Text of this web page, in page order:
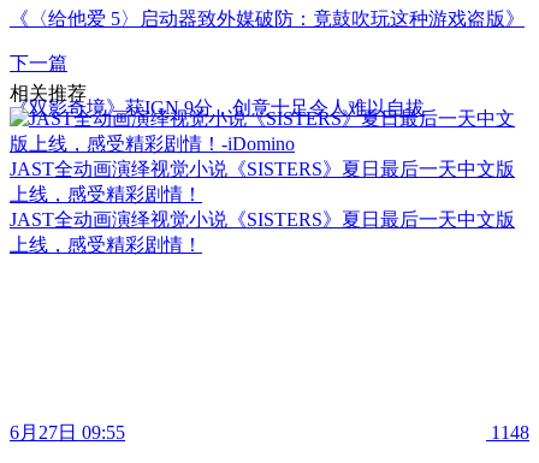
《〈给他爱 5〉启动器致外媒破防：竟鼓吹玩这种游戏盗版》
下一篇
《双影奇境》获IGN 9分，创意十足令人难以自拔
相关推荐
JAST全动画演绎视觉小说《SISTERS》夏日最后一天中文版
上线，感受精彩剧情！
JAST全动画演绎视觉小说《SISTERS》夏日最后一天中文版
上线，感受精彩剧情！
6月27日 09:55 1148